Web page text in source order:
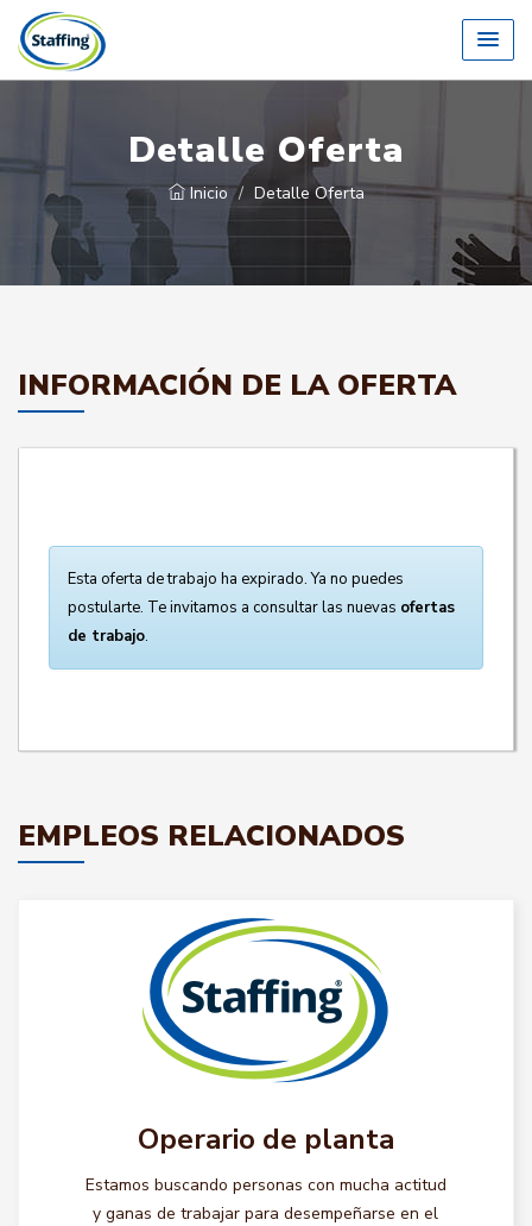
Detalle Oferta
Inicio Detalle Oferta
INFORMACIÓN DE LA OFERTA
Esta oferta de trabajo ha expirado. Ya no puedes
postularte. Te invitamos a consultar las nuevas ofertas
de trabajo.
EMPLEOS RELACIONADOS
Operario de planta
Estamos buscando personas con mucha actitud
y ganas de trabajar para desempeñarse en el